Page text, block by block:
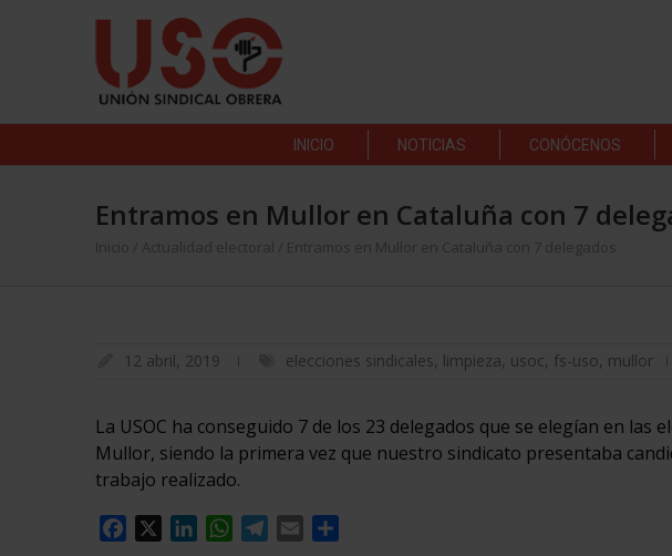
INICIO NOTICIAS CONÓCENOS
Entramos en Mullor en Cataluña con 7
Inicio Actualidad electoral Entramos en Mullor en Cataluña con 7 delegados
12 abril, 2019 elecciones sindicales, limpieza, usoc, fs-uso, mullor
La USOC ha conseguido 7 de los 23 delegados que se elegían en las
Mullor, siendo la primera vez que nuestro sindicato presentaba
trabajo realizado.
Facebook
LinkedInWhatsApp
Telegram
Email